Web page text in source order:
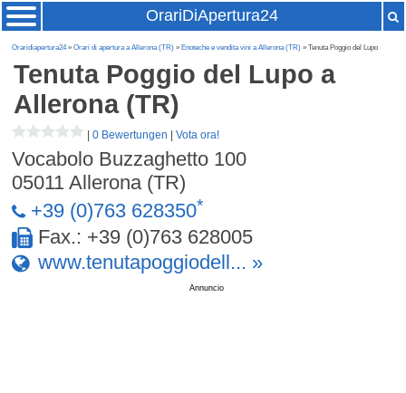
OrariDiApertura24
Oraridiapertura24»Orari di apertura a Allerona (TR) » Enoteche e vendita vini a Allerona (TR) » Tenuta Poggio del Lupo
Tenuta Poggio del Lupo a
Allerona (TR)
|0 Bewertungen |Vota ora!
Vocabolo Buzzaghetto 100
05011 Allerona (TR)
+39 (0)763 628350*
Fax.: +39 (0)763 628005
www.tenutapoggiodell... »
Annuncio